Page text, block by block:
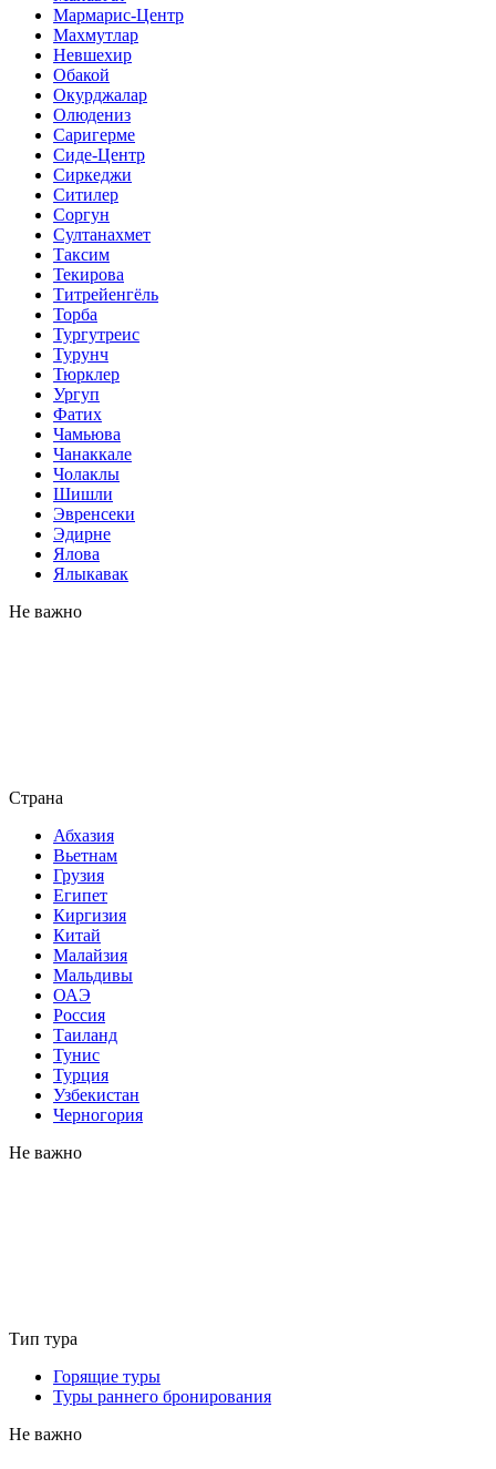
Мармарис-Центр
Махмутлар
Невшехир
Обакой
Окурджалар
Олюдениз
Саригерме
Сиде-Центр
Сиркеджи
Ситилер
Соргун
Султанахмет
Таксим
Текирова
Титрейенгёль
Торба
Тургутреис
Турунч
Тюрклер
Ургуп
Фатих
Чамьюва
Чанаккале
Чолаклы
Шишли
Эвренсеки
Эдирне
Ялова
Ялыкавак
Не важно
Страна
Абхазия
Вьетнам
Грузия
Египет
Киргизия
Китай
Малайзия
Мальдивы
ОАЭ
Россия
Таиланд
Тунис
Турция
Узбекистан
Черногория
Не важно
Тип тура
Горящие туры
Туры раннего бронирования
Не важно